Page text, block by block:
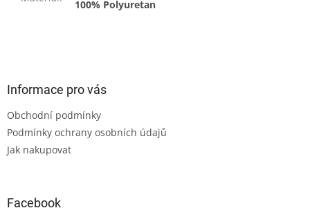
100% Polyuretan
Informace pro vás
Obchodní podmínky
Podmínky ochrany osobních údajů
Jak nakupovat
Facebook